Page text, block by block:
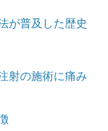
が普及した歴史
射の施術に痛み